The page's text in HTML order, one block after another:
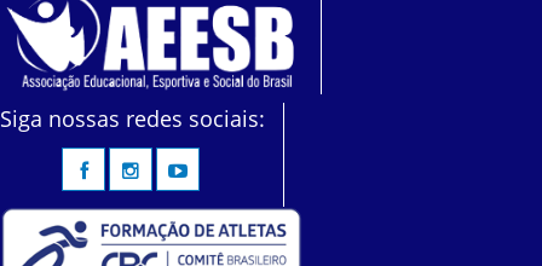
Siga nossas redes sociais: